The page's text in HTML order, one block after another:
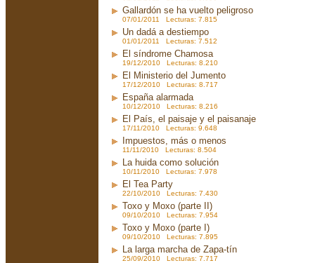
Gallardón se ha vuelto peligroso
07/01/2011 Lecturas: 7.815
Un dadá a destiempo
01/01/2011 Lecturas: 7.512
El síndrome Chamosa
19/12/2010 Lecturas: 8.210
El Ministerio del Jumento
17/12/2010 Lecturas: 8.717
España alarmada
10/12/2010 Lecturas: 8.216
El País, el paisaje y el paisanaje
17/11/2010 Lecturas: 9.648
Impuestos, más o menos
11/11/2010 Lecturas: 8.504
La huida como solución
10/11/2010 Lecturas: 7.978
El Tea Party
22/10/2010 Lecturas: 7.430
Toxo y Moxo (parte II)
09/10/2010 Lecturas: 7.954
Toxo y Moxo (parte I)
09/10/2010 Lecturas: 7.895
La larga marcha de Zapa-tín
25/09/2010 Lecturas: 7.717